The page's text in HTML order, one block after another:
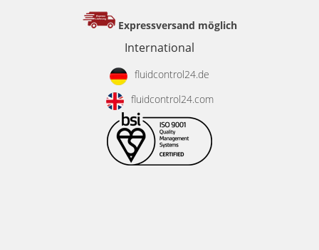
Expressversand möglich
International
fluidcontrol24.de
fluidcontrol24.com